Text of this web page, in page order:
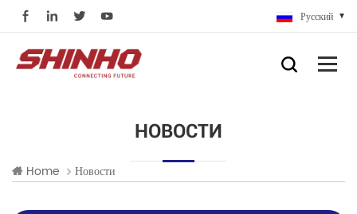
Русский
НОВОСТИ
Home Новости